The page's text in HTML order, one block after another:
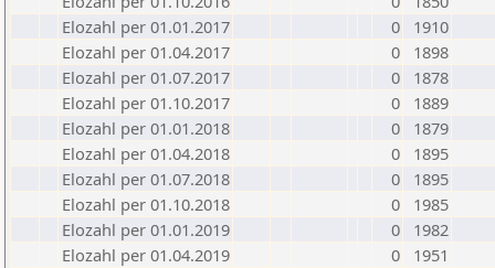
Elozahl per 01.01.2017
0
1910
Elozahl per 01.04.2017
0
1898
Elozahl per 01.07.2017
0
1878
Elozahl per 01.10.2017
0
1889
Elozahl per 01.01.2018
0
1879
Elozahl per 01.04.2018
0
1895
Elozahl per 01.07.2018
0
1895
Elozahl per 01.10.2018
0
1985
Elozahl per 01.01.2019
0
1982
Elozahl per 01.04.2019
0
1951